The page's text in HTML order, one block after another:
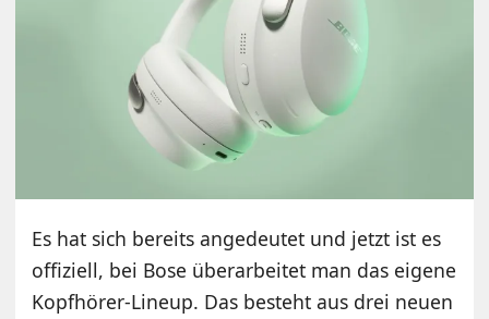
Es hat sich bereits angedeutet und jetzt ist es
offiziell, bei Bose überarbeitet man das eigene
Kopfhörer-Lineup. Das besteht aus drei neuen